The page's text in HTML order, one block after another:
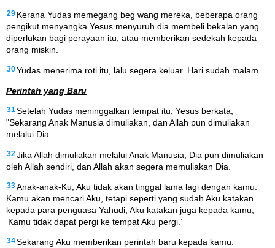
29 Kerana Yudas memegang beg wang mereka, beberapa orang
pengikut menyangka Yesus menyuruh dia membeli bekalan yang
diperlukan bagi perayaan itu, atau memberikan sedekah kepada
orang miskin.
30Yudas menerima roti itu, lalu segera keluar. Hari sudah malam.
Perintah yang Baru
31 Setelah Yudas meninggalkan tempat itu, Yesus berkata,
"Sekarang Anak Manusia dimuliakan, dan Allah pun dimuliakan
melalui Dia.
32 Jika Allah dimuliakan melalui Anak Manusia, Dia pun dimuliakan
oleh Allah sendiri, dan Allah akan segera memuliakan Dia.
33Anak-anak-Ku, Aku tidak akan tinggal lama lagi dengan kamu.
Kamu akan mencari Aku, tetapi seperti yang sudah Aku katakan
kepada para penguasa Yahudi, Aku katakan juga kepada kamu,
‘Kamu tidak dapat pergi ke tempat Aku pergi.’
34Sekarang Aku memberikan perintah baru kepada kamu: